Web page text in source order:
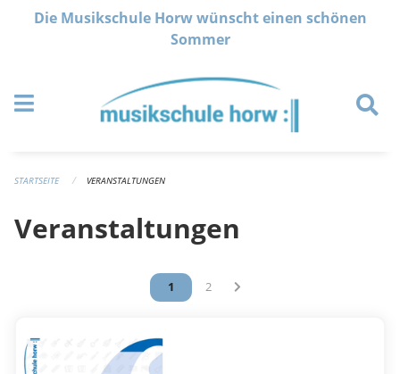
Navigation überspringen
Die Musikschule Horw wünscht einen schönen
Sommer
STARTSEITE VERANSTALTUNGEN
Veranstaltungen
Vous êtes sur la page
1 Vous êtes sur la page
2